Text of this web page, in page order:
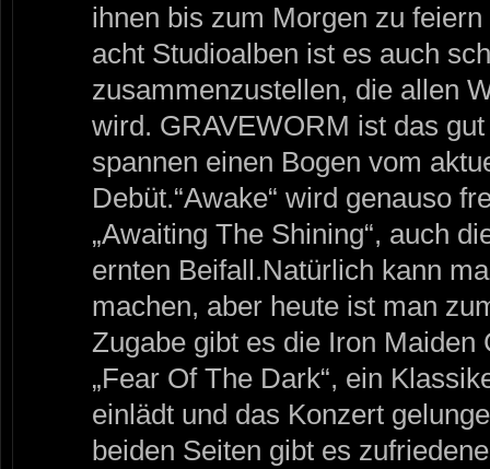
ihnen bis zum Morgen zu
acht Studioalben ist es auch
zusammenzustellen, die allen
wird. GRAVEWORM ist das
spannen einen Bogen vom
Debüt.“Awake“ wird genauso
„Awaiting The Shining“, auch
ernten Beifall.Natürlich kann
machen, aber heute ist man
Zugabe gibt es die Iron Maiden
„Fear Of The Dark“, ein
einlädt und das Konzert
beiden Seiten gibt es